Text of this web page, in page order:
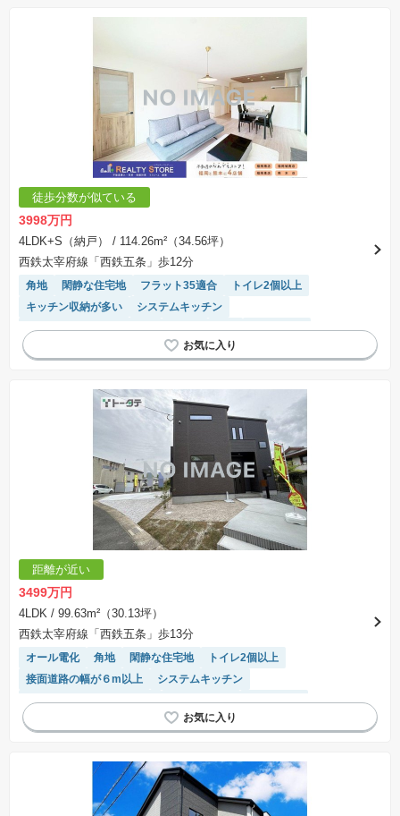
徒歩分数が似ている
3998万円
4LDK+S（納戸）
/ 114.26m²（34.56坪）
西鉄太宰府線「西鉄五条」歩12分
角地 閑静な住宅地 フラット35適合
トイレ2個以上
キッチン収納が多い
システムキッチン
モニター付きインターホン
食洗機 WIC
陽当り良好
温水洗浄便座
対面キッチン
距離が近い
3499万円
4LDK / 99.63m²（30.13坪）
西鉄太宰府線「西鉄五条」歩13分
オール電化 角地 閑静な住宅地
トイレ2個以上
接面道路の幅が６m以上
システムキッチン
モニター付きインターホン
温水洗浄便座
浴室乾燥機
対面キッチン